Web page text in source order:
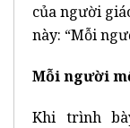
của người
này: “Mỗi
Mỗi người
Khi trình